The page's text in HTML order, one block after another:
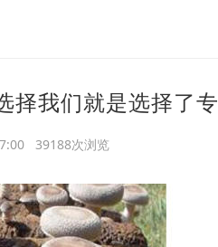
择我们就是选择了
39188次浏览